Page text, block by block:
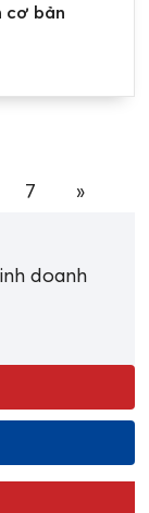
cơ bản
7 »
doanh